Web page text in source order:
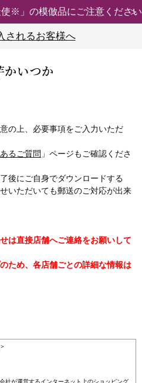
使※」の模倣品にご注意ください
されるお客様へ
かいつか
の上、必要事項をご入力いただ
るご質問 」ページもご確認くださ
後にご自身でダウンロードする
いただいても郵送のご対応が出来
は直接店舗へご連絡をお願いして
ため、各店舗ごとの詳細な情報は